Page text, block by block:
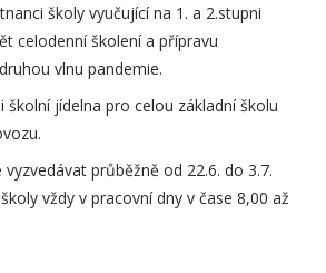
školy vyučující na 1. a 2.stupni
celodenní školení a přípravu
vlnu pandemie.
školní jídelna pro celou základní školu
vyzvedávat průběžně od 22.6. do 3.7.
vždy v pracovní dny v čase 8,00 až